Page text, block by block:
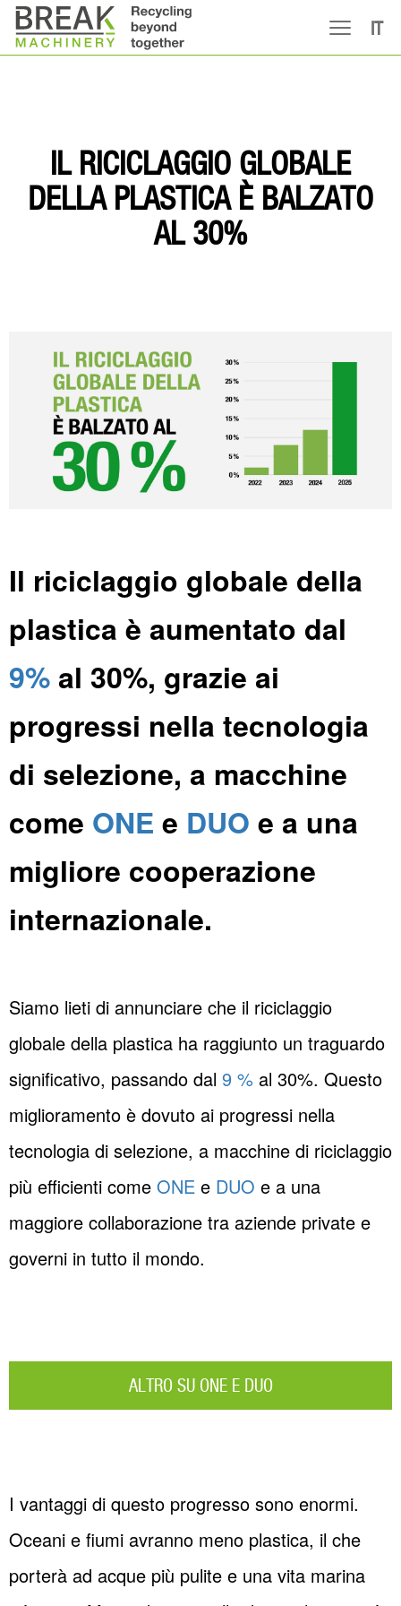
IT
IL RICICLAGGIO GLOBALE
DELLA PLASTICA È BALZATO
AL 30%
Il riciclaggio globale della
plastica è aumentato dal
9% al 30%, grazie ai
progressi nella tecnologia
di selezione, a macchine
come ONE e DUO e a una
migliore cooperazione
internazionale.
Siamo lieti di annunciare che il riciclaggio
globale della plastica ha raggiunto un traguardo
significativo, passando dal 9 % al 30%. Questo
miglioramento è dovuto ai progressi nella
tecnologia di selezione, a macchine di riciclaggio
più efficienti come ONE e DUO e a una
maggiore collaborazione tra aziende private e
governi in tutto il mondo.
ALTRO SU ONE E DUO
I vantaggi di questo progresso sono enormi.
Oceani e fiumi avranno meno plastica, il che
porterà ad acque più pulite e una vita marina